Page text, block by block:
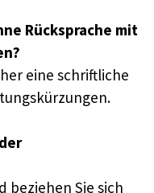
Rücksprache mit
eine schriftliche
beziehen Sie sich